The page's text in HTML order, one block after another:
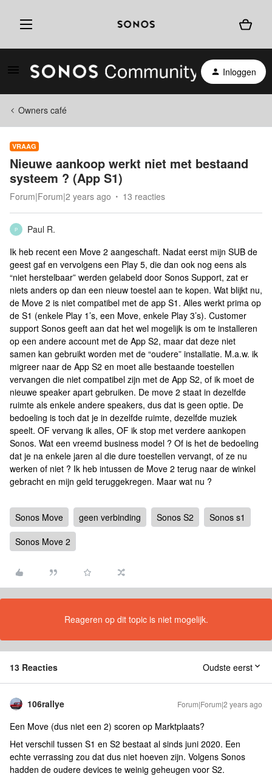
Inloggen
Owners café
VRAAG
Nieuwe aankoop werkt niet met bestaand
systeem ? (App S1)
Forum|Forum|2 years ago 13 reacties
P
Paul R.
Ik heb recent een Move 2 aangeschaft. Nadat eerst mijn SUB de
geest gaf en vervolgens een Play 5, die dan ook nog eens als
“niet herstelbaar” werden gelabeld door Sonos Support, zat er
niets anders op dan een nieuw toestel aan te kopen. Wat blijkt nu,
de Move 2 is niet compatibel met de app S1. Alles werkt prima op
de S1 (enkele Play 1’s, een Move, enkele Play 3’s). Customer
support Sonos geeft aan dat het wel mogelijk is om te installeren
op een andere account met de App S2, maar dat deze niet
samen kan gebruikt worden met de “oudere” installatie. M.a.w. ik
migreer naar de App S2 en moet alle bestaande toestellen
vervangen die niet compatibel zijn met de App S2, of ik moet de
nieuwe speaker apart gebruiken. De move 2 staat in dezelfde
ruimte als enkele andere speakers, dus dat is geen optie. De
bedoeling is toch dat je in dezelfde ruimte, dezelfde muziek
speelt. OF vervang ik alles, OF ik stop met verdere aankopen
Sonos. Wat een vreemd business model ? Of is het de bedoeling
dat je na enkele jaren al die dure toestellen vervangt, of ze nu
werken of niet ? Ik heb intussen de Move 2 terug naar de winkel
gebracht en mijn geld teruggekregen. Maar wat nu ?
Sonos Move geen verbinding Sonos S2
Sonos s1
Sonos Move 2
Reageren op dit topic is niet mogelijk.
13 Reacties Oudste eerst
106rallye Forum|Forum|2 years ago
Een Move (dus niet een 2) scoren op Marktplaats?
Het verschil tussen S1 en S2 bestaat al sinds juni 2020. Een
echte verrassing zou dat dus niet hoeven zijn. Volgens Sonos
hadden de oudere devices te weinig geheugen voor S2.